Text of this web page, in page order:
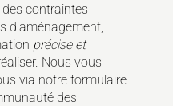
contraintes
d'aménagement,
précise et
Nous vous
via notre formulaire
des